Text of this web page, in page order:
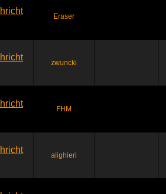
Eraser
zwuncki
FHM
alighieri